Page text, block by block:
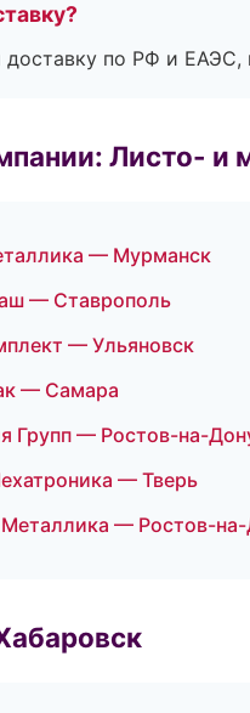
доставку по РФ и
Листо- и
— Мурманск
— Ставрополь
— Ульяновск
— Самара
Групп — Ростов-на-
— Тверь
— Ростов-